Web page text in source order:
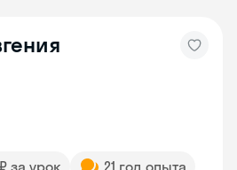
за урок
21 год опыта